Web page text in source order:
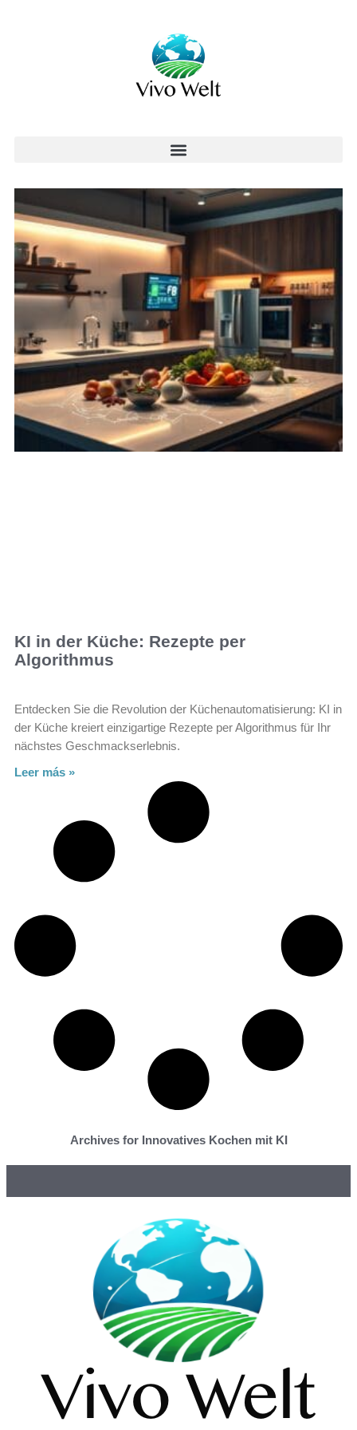
KI in der Küche: Rezepte per
Algorithmus
Entdecken Sie die Revolution der Küchenautomatisierung: KI in
der Küche kreiert einzigartige Rezepte per Algorithmus für Ihr
nächstes Geschmackserlebnis.
Leer más »
Archives for Innovatives Kochen mit KI